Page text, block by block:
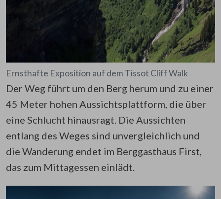
Ernsthafte Exposition auf dem Tissot Cliff Walk
Der Weg führt um den Berg herum und zu einer
45 Meter hohen Aussichtsplattform, die über
eine Schlucht hinausragt. Die Aussichten
entlang des Weges sind unvergleichlich und
die Wanderung endet im Berggasthaus First,
das zum Mittagessen einlädt.